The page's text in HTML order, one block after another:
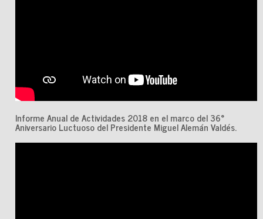
Informe Anual de Actividades 2018 en el marco del 36°
Aniversario Luctuoso del Presidente Miguel Alemán Valdés.